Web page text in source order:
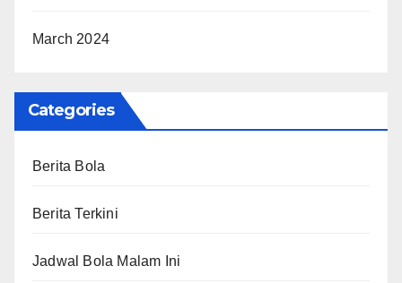
March 2024
Categories
Berita Bola
Berita Terkini
Jadwal Bola Malam Ini